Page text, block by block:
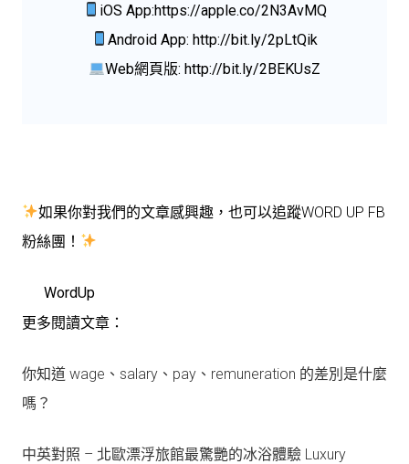
iOS App:https://apple.co/2N3AvMQ
Android App:http://bit.ly/2pLtQik
Web網頁版:http://bit.ly/2BEKUsZ
如果你對我們的文章感興趣，也可以追蹤WORD UP FB
粉絲團！
WordUp
更多閱讀文章：
你知道 wage、salary、pay、remuneration 的差別是什麼
嗎？
中英對照 – 北歐漂浮旅館最驚艷的冰浴體驗 Luxury